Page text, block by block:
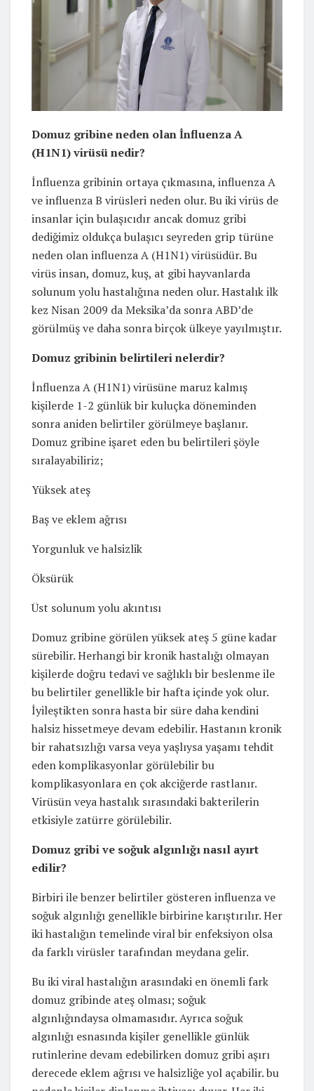
Domuz gribine neden olan İnfluenza A
(H1N1) virüsü nedir?
İnfluenza gribinin ortaya çıkmasına, influenza A
ve influenza B virüsleri neden olur. Bu iki virüs de
insanlar için bulaşıcıdır ancak domuz gribi
dediğimiz oldukça bulaşıcı seyreden grip türüne
neden olan influenza A (H1N1) virüsüdür. Bu
virüs insan, domuz, kuş, at gibi hayvanlarda
solunum yolu hastalığına neden olur. Hastalık ilk
kez Nisan 2009 da Meksika’da sonra ABD’de
görülmüş ve daha sonra birçok ülkeye yayılmıştır.
Domuz gribinin belirtileri nelerdir?
İnfluenza A (H1N1) virüsüne maruz kalmış
kişilerde 1-2 günlük bir kuluçka döneminden
sonra aniden belirtiler görülmeye başlanır.
Domuz gribine işaret eden bu belirtileri şöyle
sıralayabiliriz;
Yüksek ateş
Baş ve eklem ağrısı
Yorgunluk ve halsizlik
Öksürük
Üst solunum yolu akıntısı
Domuz gribine görülen yüksek ateş 5 güne kadar
sürebilir. Herhangi bir kronik hastalığı olmayan
kişilerde doğru tedavi ve sağlıklı bir beslenme ile
bu belirtiler genellikle bir hafta içinde yok olur.
İyileştikten sonra hasta bir süre daha kendini
halsiz hissetmeye devam edebilir. Hastanın kronik
bir rahatsızlığı varsa veya yaşlıysa yaşamı tehdit
eden komplikasyonlar görülebilir bu
komplikasyonlara en çok akciğerde rastlanır.
Virüsün veya hastalık sırasındaki bakterilerin
etkisiyle zatürre görülebilir.
Domuz gribi ve soğuk algınlığı nasıl ayırt
edilir?
Birbiri ile benzer belirtiler gösteren influenza ve
soğuk algınlığı genellikle birbirine karıştırılır. Her
iki hastalığın temelinde viral bir enfeksiyon olsa
da farklı virüsler tarafından meydana gelir.
Bu iki viral hastalığın arasındaki en önemli fark
domuz gribinde ateş olması; soğuk
algınlığındaysa olmamasıdır. Ayrıca soğuk
algınlığı esnasında kişiler genellikle günlük
rutinlerine devam edebilirken domuz gribi aşırı
derecede eklem ağrısı ve halsizliğe yol açabilir. bu